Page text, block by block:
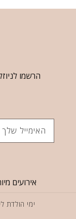
הרשמו
האימייל שלך
אירועים
ימי הולדת